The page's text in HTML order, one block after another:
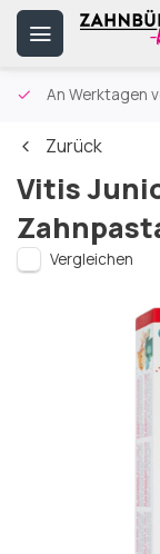
An Werktagen
Zurück
Vitis
Vergleichen